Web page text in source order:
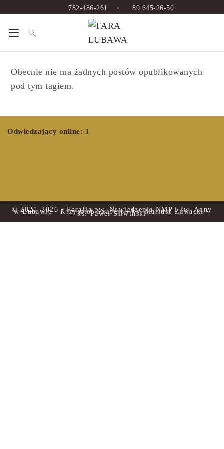
782-486-261 • 89 645-26-50
Obecnie nie ma żadnych postów opublikowanych
pod tym tagiem.
Odwiedzający online: 1
© 2021–2026 • Parafia pw. Nawiedzenia NMP i św. Anny
w Lubawie • Krzysztof Szubert • ks. Mariusz Zawacki •
ks. Paweł Śliwiński